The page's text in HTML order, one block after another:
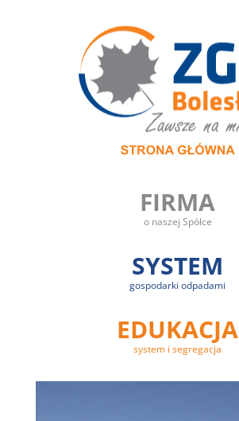
FIRMA
o naszej Spółce
SYSTEM
gospodarki odpadami
EDUKACJA
system i segregacja